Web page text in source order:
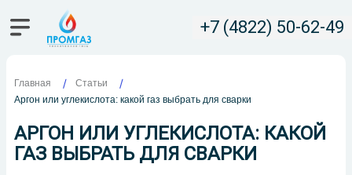
+7 (4822) 50-62-49
Главная
Статьи
Аргон или углекислота: какой газ выбрать для сварки
АРГОН ИЛИ УГЛЕКИСЛОТА: КАКОЙ
ГАЗ ВЫБРАТЬ ДЛЯ СВАРКИ